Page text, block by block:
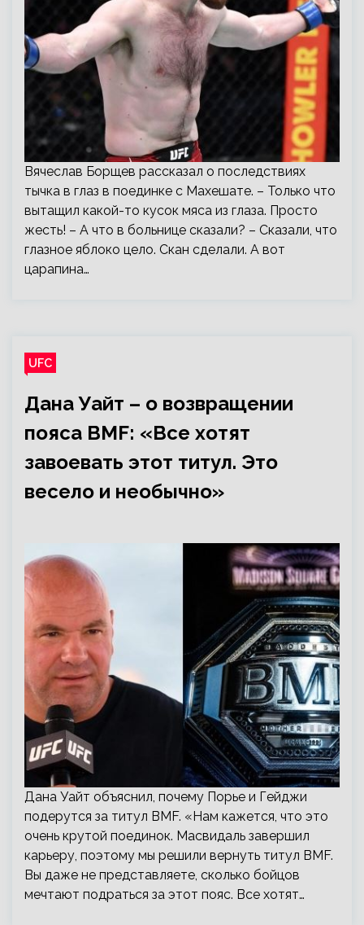
Вячеслав Борщев рассказал о последствиях
тычка в глаз в поединке с Махешате. – Только что
вытащил какой-то кусок мяса из глаза. Просто
жесть! – А что в больнице сказали? – Сказали, что
глазное яблоко цело. Скан сделали. А вот
царапина…
UFC
Дана Уайт – о возвращении
пояса BMF: «Все хотят
завоевать этот титул. Это
весело и необычно»
Дана Уайт объяснил, почему Порье и Гейджи
подерутся за титул BMF. «Нам кажется, что это
очень крутой поединок. Масвидаль завершил
карьеру, поэтому мы решили вернуть титул BMF.
Вы даже не представляете, сколько бойцов
мечтают подраться за этот пояс. Все хотят…